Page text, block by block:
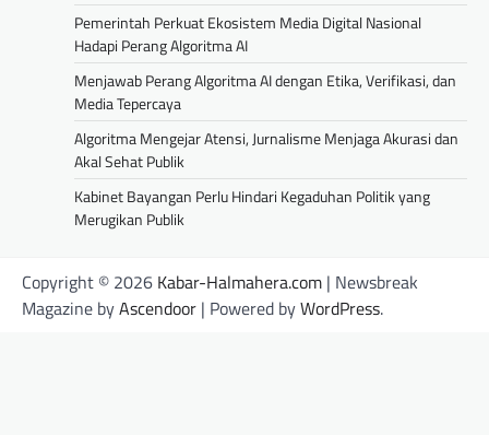
Pemerintah Perkuat Ekosistem Media Digital Nasional
Hadapi Perang Algoritma AI
Menjawab Perang Algoritma AI dengan Etika, Verifikasi, dan
Media Tepercaya
Algoritma Mengejar Atensi, Jurnalisme Menjaga Akurasi dan
Akal Sehat Publik
Kabinet Bayangan Perlu Hindari Kegaduhan Politik yang
Merugikan Publik
Copyright © 2026 Kabar-Halmahera.com | Newsbreak
Magazine byAscendoor | Powered byWordPress.